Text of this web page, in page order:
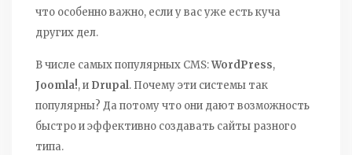
что особенно важно, если у вас уже есть куча
других дел.
В числе самых популярных CMS:WordPress,
Joomla!, и Drupal. Почему эти системы так
популярны? Да потому что они дают возможность
быстро и эффективно создавать сайты разного
типа.